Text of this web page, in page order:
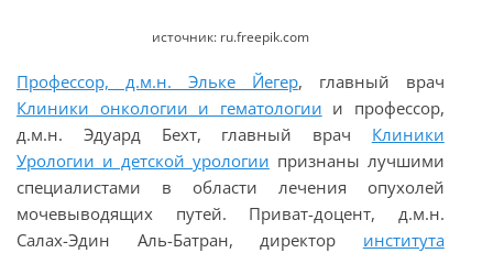
источник: ru.freepik.com
Профессор, д.м.н. Эльке Йегер, главный врач
Клиники онкологии и гематологии и профессор,
д.м.н. Эдуард Бехт, главный врач Клиники
Урологии и детской урологии признаны лучшими
специалистами в области лечения опухолей
мочевыводящих путей. Приват-доцент, д.м.н.
Салах-Эдин Аль-Батран, директор института